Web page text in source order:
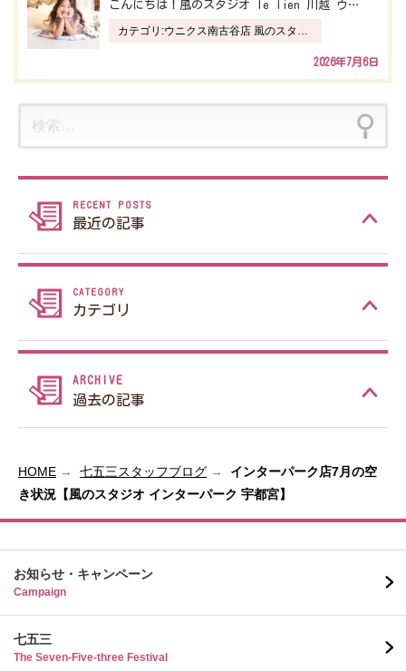
ョ
こんにちは！風のスタジオ le lien 川越 ウニクス南古谷店です
カテゴリ:ウニクス南古谷店 風のスタジオ Le Lien川越
2026年7月6日
最近の記事
カテゴリ
過去の記事
HOME 七五三スタッフブログ
インターパーク店7月の空
き状況【風のスタジオ インターパーク 宇都宮】
お知らせ・キャンペーン
Campaign
七五三
The Seven-Five-three Festival